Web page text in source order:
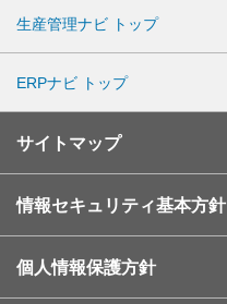
生産管理ナビ トップ
ERPナビ トップ
サイトマップ
情報セキュリティ基本方針
個人情報保護方針